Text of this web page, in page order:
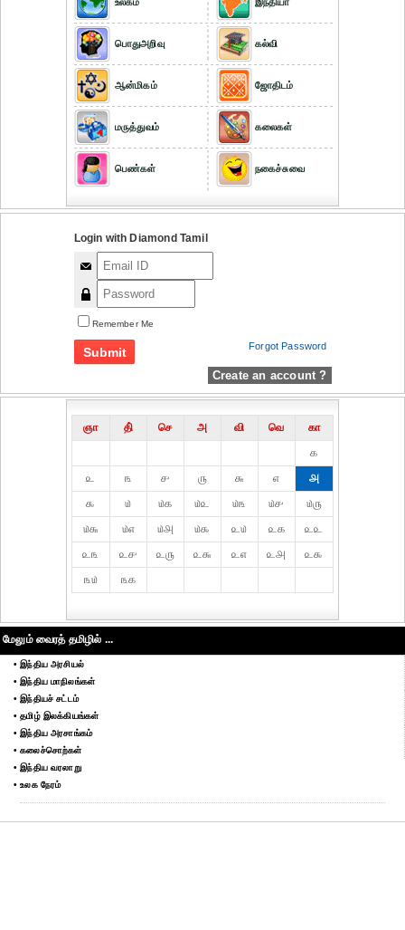
பொதுஅறிவு
ஆன்மிகம்
மருத்துவம்
பெண்கள்
கல்வி
ஜோதிடம்
கலைகள்
நகைச்சுவை
Login with Diamond Tamil
Remember Me
Forgot Password
Create an account ?
ஞா தி் செ அ வி வெ
கா
௧
௨
௩ ௪ ௫ ௬ ௭
௮
௯
௰ ௰௧ ௰௨ ௰௩ ௰௪
௰௫
௰௬
௰௭ ௰௮ ௰௯ ௨௰ ௨௧
௨௨
௨௩
௨௪ ௨௫ ௨௬ ௨௭ ௨௮
௨௯
௩௰
௩௧
மேலும் வைரத் தமிழில் ...
• இந்திய அரசியல்
• இந்திய மாநிலங்கள்
• இந்தியச் சட்டம்
• தமிழ் இலக்கியங்கள்
• இந்திய அரசாங்கம்
• கலைச்சொற்கள்
• இந்திய வரலாறு
• உலக நேரம்